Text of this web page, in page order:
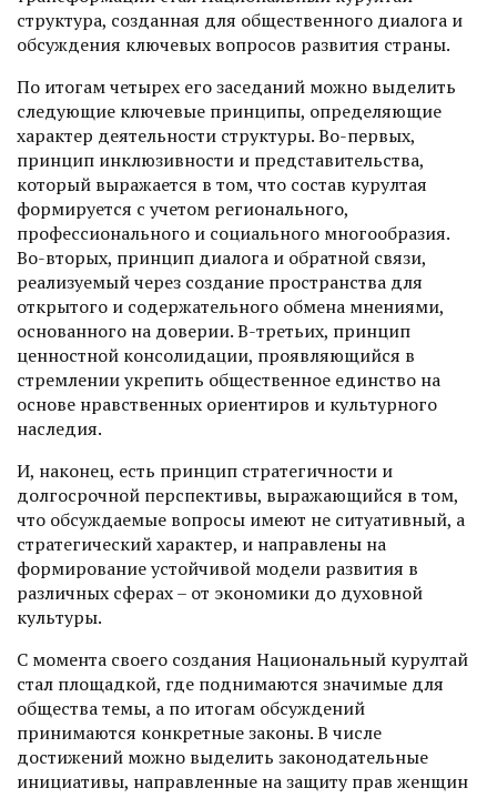
структура, созданная для общественного диалога и
обсуждения ключевых вопросов развития страны.
По итогам четырех его заседаний можно выделить
следующие ключевые принципы, определяющие
характер деятельности структуры. Во-первых,
принцип инклюзивности и представительства,
который выражается в том, что состав курултая
формируется с учетом регионального,
профессионального и социального многообразия.
Во-вторых, принцип диалога и обратной связи,
реализуемый через создание пространства для
открытого и содержательного обмена мнениями,
основанного на доверии. В-третьих, принцип
ценностной консолидации, проявляющийся в
стремлении укрепить общественное единство на
основе нравственных ориентиров и культурного
наследия.
И, наконец, есть принцип стратегичности и
долгосрочной перспективы, выражающийся в том,
что обсуждаемые вопросы имеют не ситуативный, а
стратегический характер, и направлены на
формирование устойчивой модели развития в
различных сферах – от экономики до духовной
культуры.
С момента своего создания Национальный курултай
стал площадкой, где поднимаются значимые для
общества темы, а по итогам обсуждений
принимаются конкретные законы. В числе
достижений можно выделить законодательные
инициативы, направленные на защиту прав женщин